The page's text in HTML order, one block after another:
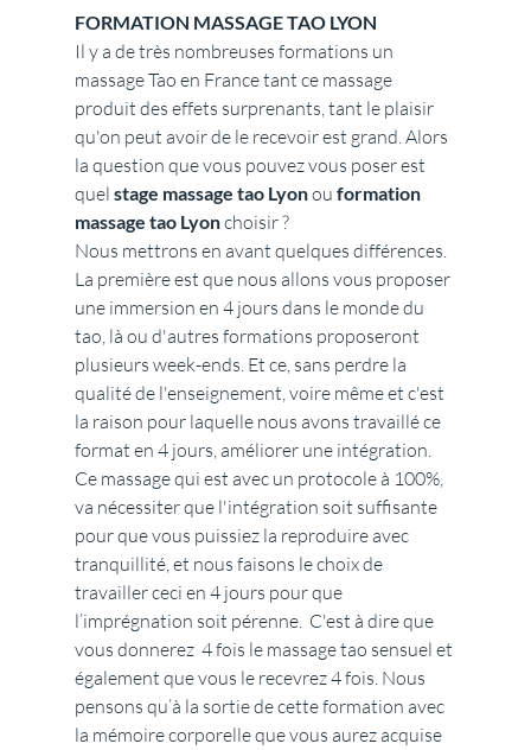
FORMATION MASSAGE TAO LYON
Il y a de très nombreuses formations un
massage Tao en France tant ce massage
produit des effets surprenants, tant le plaisir
qu'on peut avoir de le recevoir est grand. Alors
la question que vous pouvez vous poser est
quel stage massage tao Lyon ou formation
massage tao Lyon choisir ?
Nous mettrons en avant quelques différences.
La première est que nous allons vous proposer
une immersion en 4 jours dans le monde du
tao, là ou d'autres formations proposeront
plusieurs week-ends. Et ce, sans perdre la
qualité de l'enseignement, voire même et c'est
la raison pour laquelle nous avons travaillé ce
format en 4 jours, améliorer une intégration.
Ce massage qui est avec un protocole à 100%,
va nécessiter que l'intégration soit suffisante
pour que vous puissiez la reproduire avec
tranquillité, et nous faisons le choix de
travailler ceci en 4 jours pour que
l’imprégnation soit pérenne.  C'est à dire que
vous donnerez  4 fois le massage tao sensuel et
également que vous le recevrez 4 fois. Nous
pensons qu’à la sortie de cette formation avec
la mémoire corporelle que vous aurez acquise